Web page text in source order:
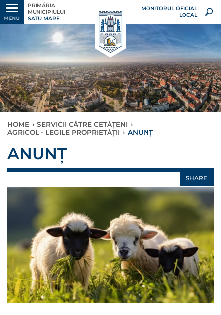
MENU
PRIMĂRIA
MUNICIPIULUI
SATU MARE
MONITORUL OFICIAL
LOCAL
HOME › SERVICII CĂTRE CETĂȚENI ›
AGRICOL - LEGILE PROPRIETĂȚII › ANUNȚ
ANUNȚ
SHARE